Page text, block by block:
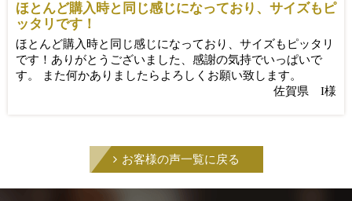
ほとんど購入時と同じ感じになっており、サイズもピ
ッタリです！
ほとんど購入時と同じ感じになっており、サイズもピッタリ
です！ありがとうございました、感謝の気持でいっぱいで
す。 また何かありましたらよろしくお願い致します。
佐賀県 I様
お客様の声一覧に戻る